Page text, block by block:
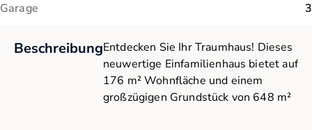
Garage 3
BeschreibungEntdecken Sie Ihr Traumhaus! Dieses
neuwertige Einfamilienhaus bietet auf
176 m² Wohnfläche und einem
großzügigen Grundstück von 648 m²